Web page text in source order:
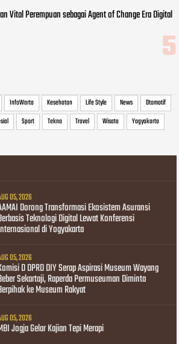
Vital Perempuan sebagai Agent of Change Era Digital
InfoWarta Kesehatan Life Style News
Otomotif
Sport Tekno Travel Wisata Yogyakarta
05, 2026
Dorong Transformasi Ekosistem Asuransi
Teknologi Digital Lewat Konferensi
di Yogyakarta
05, 2026
D DPRD DIY Serap Aspirasi Museum Wayang
Sekartaji, Raperda Permuseuman Diminta
ke Museum Rakyat
05, 2026
Jogja Gelar Kajian Tepi Merapi